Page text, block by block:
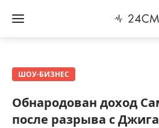
ШОУ-БИЗНЕС
Обнародован доход
после разрыва с